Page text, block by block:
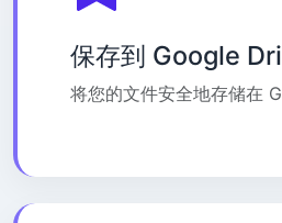
保存到 Google
将您的文件安全地存储在